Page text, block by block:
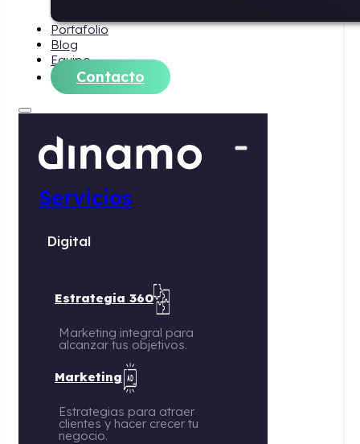
Portafolio
Blog
Equipo
Contacto
Servicios
Digital
Estrategia 360
Marketing integral para
alcanzar tus objetivos.
Marketing
Estrategias para atraer
clientes y hacer crecer tu
negocio.